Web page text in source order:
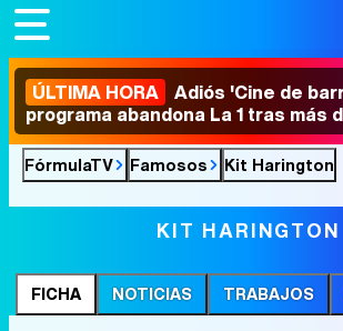
ÚLTIMA HORA Adiós 'Cine de
programa abandona La 1 tras más
FórmulaTV Famosos Kit Harington
KIT HARINGTON
FICHA NOTICIAS TRABAJOS